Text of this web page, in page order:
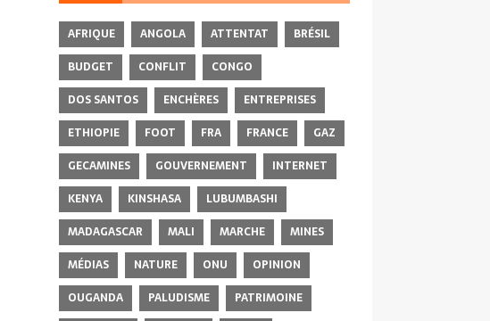
AFRIQUE ANGOLA ATTENTAT
BRÉSIL
BUDGET
CONFLIT
CONGO
DOS SANTOS
ENCHÈRES
ENTREPRISES
ETHIOPIE
FOOT FRA FRANCE
GAZ
GECAMINES
GOUVERNEMENT
INTERNET
KENYA
KINSHASA
LUBUMBASHI
MADAGASCAR
MALI MARCHE
MINES
MÉDIAS
NATURE ONU
OPINION
OUGANDA
PALUDISME PATRIMOINE